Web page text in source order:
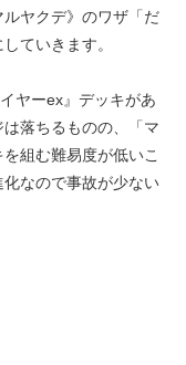
ヤクデ》のワザ「だ
ていきます。
ヤーex』デッキがあ
落ちるものの、「マ
組む難易度が低いこ
なので事故が少ない